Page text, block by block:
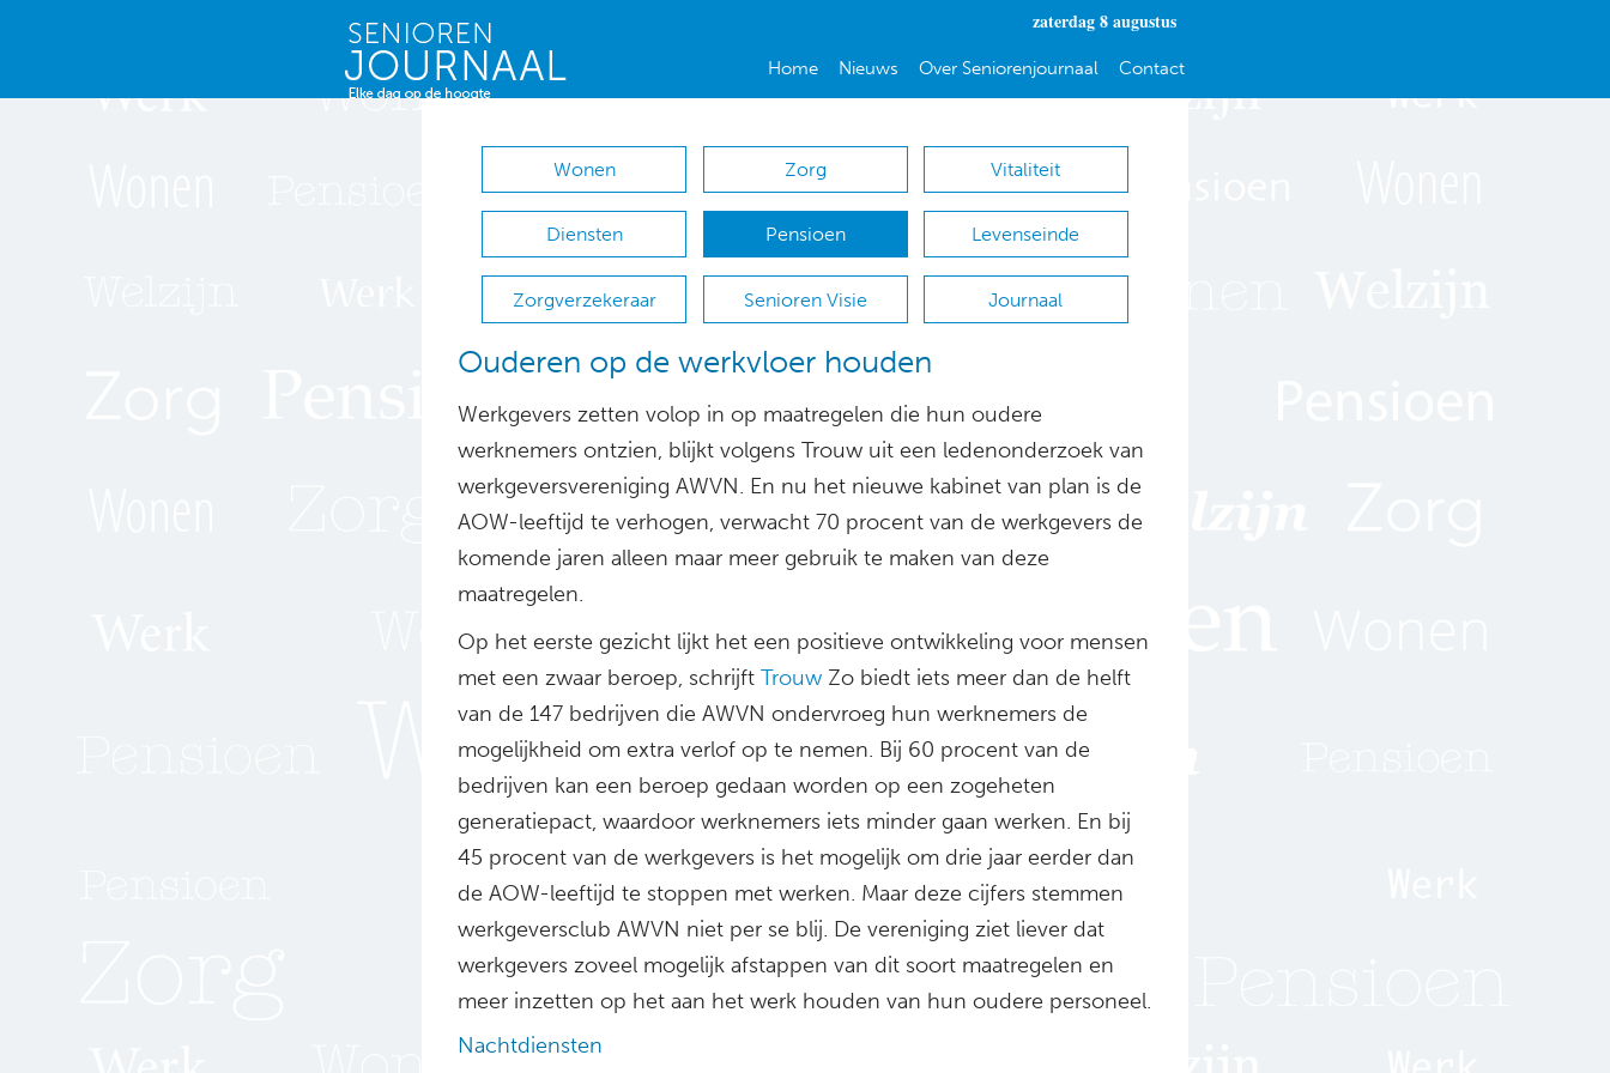
zaterdag 8 augustus
Home Nieuws Over Seniorenjournaal Contact
Wonen Zorg Vitaliteit
Diensten Pensioen Levenseinde
Zorgverzekeraar Senioren Visie Journaal
Ouderen op de werkvloer houden
Werkgevers zetten volop in op maatregelen die hun oudere
werknemers ontzien, blijkt volgens Trouw uit een ledenonderzoek van
werkgeversvereniging AWVN. En nu het nieuwe kabinet van plan is de
AOW-leeftijd te verhogen, verwacht 70 procent van de werkgevers de
komende jaren alleen maar meer gebruik te maken van deze
maatregelen.
Op het eerste gezicht lijkt het een positieve ontwikkeling voor mensen
met een zwaar beroep, schrijft Trouw Zo biedt iets meer dan de helft
van de 147 bedrijven die AWVN ondervroeg hun werknemers de
mogelijkheid om extra verlof op te nemen. Bij 60 procent van de
bedrijven kan een beroep gedaan worden op een zogeheten
generatiepact, waardoor werknemers iets minder gaan werken. En bij
45 procent van de werkgevers is het mogelijk om drie jaar eerder dan
de AOW-leeftijd te stoppen met werken. Maar deze cijfers stemmen
werkgeversclub AWVN niet per se blij. De vereniging ziet liever dat
werkgevers zoveel mogelijk afstappen van dit soort maatregelen en
meer inzetten op het aan het werk houden van hun oudere personeel.
Nachtdiensten